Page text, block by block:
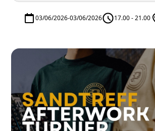
03/06/2026-03/06/2026 17.00 - 21.00